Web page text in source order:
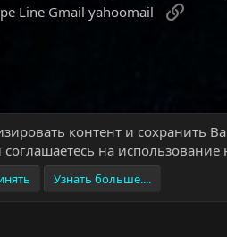
Line Gmail yahoomail
Условия и правила
контент и сохранить
на
Узнать больше....